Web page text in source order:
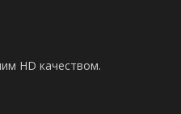
HD качеством.